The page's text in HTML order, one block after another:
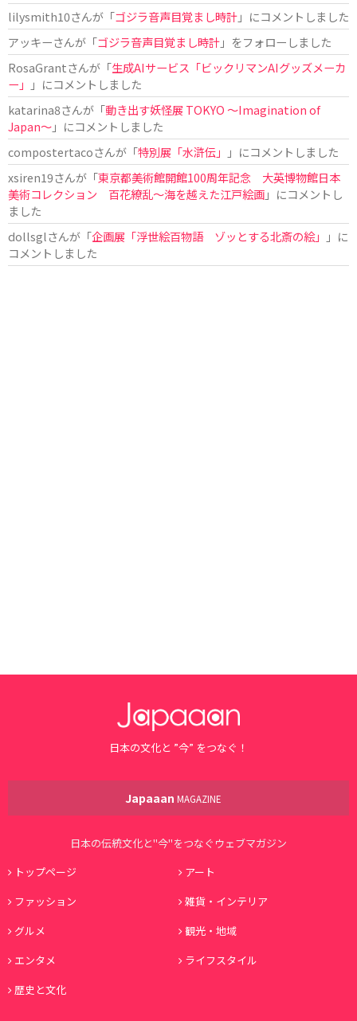
lilysmith10さんが「ゴジラ音声目覚まし時計」にコメントしました
アッキーさんが「ゴジラ音声目覚まし時計」をフォローしました
RosaGrantさんが「生成AIサービス「ビックリマンAIグッズメーカ
ー」
」にコメントしました
katarina8さんが「動き出す妖怪展 TOKYO 〜Imagination of
Japan〜」にコメントしました
compostertacoさんが「特別展「水滸伝」
」にコメントしました
xsiren19さんが「東京都美術館開館100周年記念 大英博物館日本
美術コレクション 百花繚乱～海を越えた江戸絵画」にコメントし
ました
dollsglさんが「企画展「浮世絵百物語 ゾッとする北斎の絵」
」に
コメントしました
日本の文化と ”今” をつなぐ！
Japaaan MAGAZINE
日本の伝統文化と"今"をつなぐウェブマガジン
トップページ
アート
ファッション
雑貨・インテリア
グルメ
観光・地域
エンタメ
ライフスタイル
歴史と文化